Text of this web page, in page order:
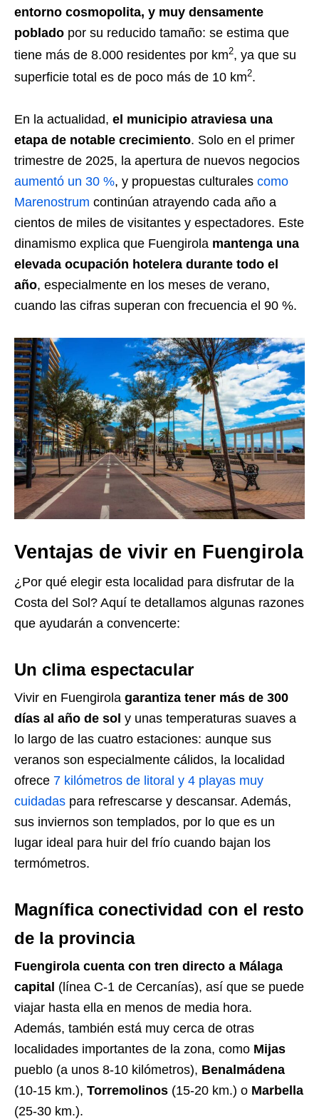
entorno cosmopolita, y muy densamente
poblado por su reducido tamaño: se estima que
tiene más de 8.000 residentes por km2, ya que su
superficie total es de poco más de 10 km2.
En la actualidad, el municipio atraviesa una
etapa de notable crecimiento. Solo en el primer
trimestre de 2025, la apertura de nuevos negocios
aumentó un 30 %, y propuestas culturales como
Marenostrum continúan atrayendo cada año a
cientos de miles de visitantes y espectadores. Este
dinamismo explica que Fuengirola mantenga una
elevada ocupación hotelera durante todo el
año, especialmente en los meses de verano,
cuando las cifras superan con frecuencia el 90 %.
Ventajas de vivir en Fuengirola
¿Por qué elegir esta localidad para disfrutar de la
Costa del Sol? Aquí te detallamos algunas razones
que ayudarán a convencerte:
Un clima espectacular
Vivir en Fuengirola garantiza tener más de 300
días al año de sol y unas temperaturas suaves a
lo largo de las cuatro estaciones: aunque sus
veranos son especialmente cálidos, la localidad
ofrece 7 kilómetros de litoral y 4 playas muy
cuidadas para refrescarse y descansar. Además,
sus inviernos son templados, por lo que es un
lugar ideal para huir del frío cuando bajan los
termómetros.
Magnífica conectividad con el resto
de la provincia
Fuengirola cuenta con tren directo a Málaga
capital (línea C-1 de Cercanías), así que se puede
viajar hasta ella en menos de media hora.
Además, también está muy cerca de otras
localidades importantes de la zona, como Mijas
pueblo (a unos 8-10 kilómetros), Benalmádena
(10-15 km.), Torremolinos (15-20 km.) o Marbella
(25-30 km.).